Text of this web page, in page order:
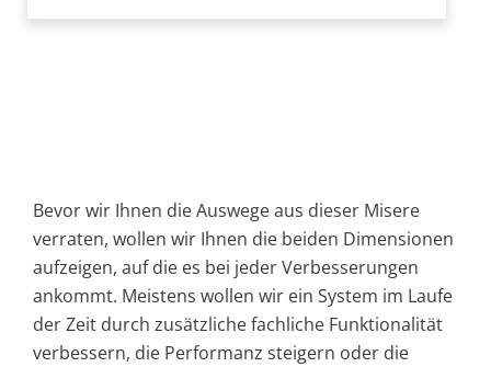
Bevor wir Ihnen die Auswege aus dieser Misere
verraten, wollen wir Ihnen die beiden Dimensionen
aufzeigen, auf die es bei jeder Verbesserungen
ankommt. Meistens wollen wir ein System im Laufe
der Zeit durch zusätzliche fachliche Funktionalität
verbessern, die Performanz steigern oder die